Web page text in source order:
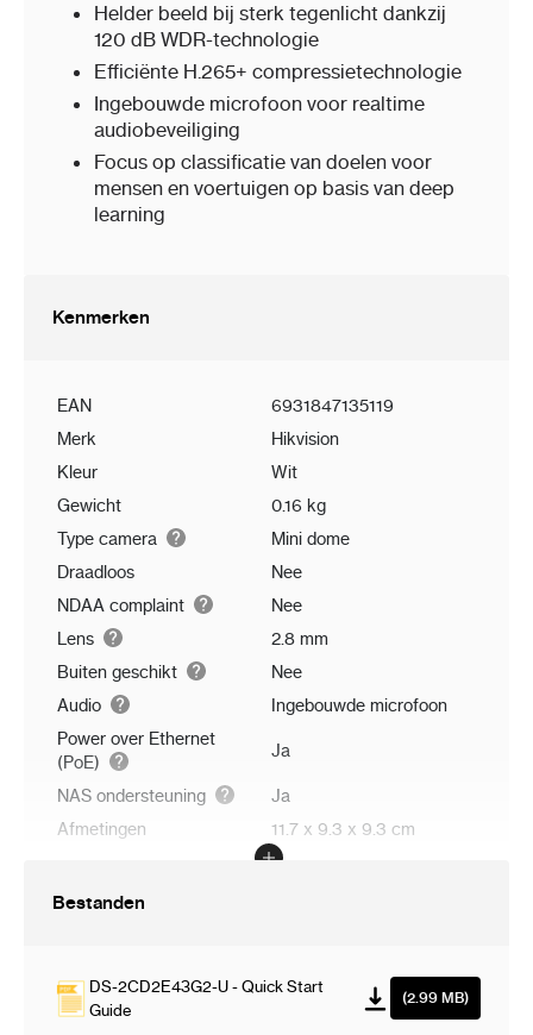
Helder beeld bij sterk tegenlicht dankzij
120 dB WDR-technologie
Efficiënte H.265+ compressietechnologie
Ingebouwde microfoon voor realtime
audiobeveiliging
Focus op classificatie van doelen voor
mensen en voertuigen op basis van deep
learning
Kenmerken
EAN
6931847135119
Merk
Hikvision
Kleur
Wit
Gewicht
0.16 kg
Type camera
Mini dome
Draadloos
Nee
NDAA complaint
Nee
Lens
2.8 mm
Buiten geschikt
Nee
Audio
Ingebouwde microfoon
Power over Ethernet
(PoE)
Ja
NAS ondersteuning
Ja
Afmetingen
11.7 x 9.3 x 9.3 cm
Bestanden
DS-2CD2E43G2-U - Quick Start
Guide
(2.99 MB)